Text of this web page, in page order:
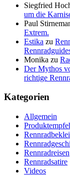
Siegfried
um die
Paul
Extrem.
Estika zu
Monika zu
Der Mythos
richtige
Kategorien
Allgemein
Rennradreisen
Rennradsatire
Videos